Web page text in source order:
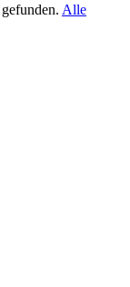
Alle